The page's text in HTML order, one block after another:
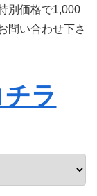
別価格で1,000
問い合わせ下さ
ラ